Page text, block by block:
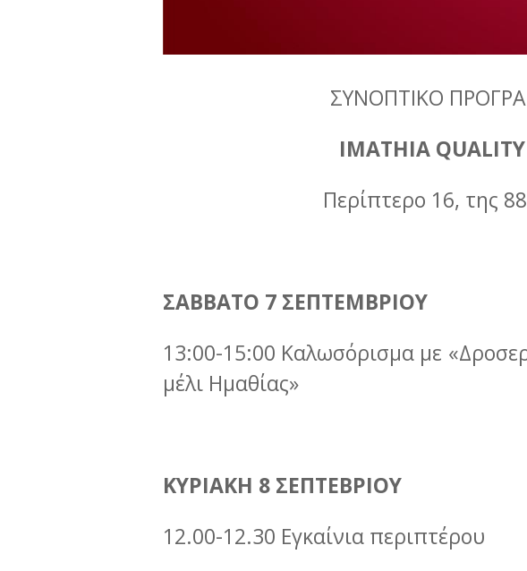
ΣΥΝΟΠΤΙΚΟ
IMATHIA
Περίπτερο 16, της
ΣΑΒΒΑΤΟ 7 ΣΕΠΤΕΜΒΡΙΟΥ
13:00-15:00 Καλωσόρισμα με
μέλι Ημαθίας»
ΚΥΡΙΑΚΗ 8 ΣΕΠΤΕΒΡΙΟΥ
12.00-12.30 Εγκαίνια περιπτέρου